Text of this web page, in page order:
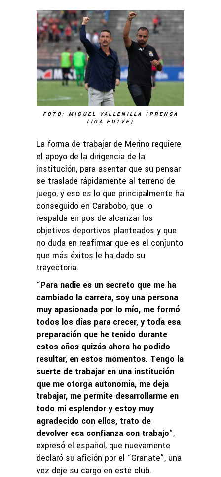
FOTO: MIGUEL VALLENILLA (PRENSA
LIGA FUTVE)
La forma de trabajar de Merino requiere
el apoyo de la dirigencia de la
institución, para asentar que su pensar
se traslade rápidamente al terreno de
juego, y eso es lo que principalmente ha
conseguido en Carabobo, que lo
respalda en pos de alcanzar los
objetivos deportivos planteados y que
no duda en reafirmar que es el conjunto
que más éxitos le ha dado su
trayectoria.
“Para nadie es un secreto que me ha
cambiado la carrera, soy una persona
muy apasionada por lo mío, me formó
todos los días para crecer, y toda esa
preparación que he tenido durante
estos años quizás ahora ha podido
resultar, en estos momentos. Tengo la
suerte de trabajar en una institución
que me otorga autonomía, me deja
trabajar, me permite desarrollarme en
todo mi esplendor y estoy muy
agradecido con ellos, trato de
devolver esa confianza con trabajo”,
expresó el español, que nuevamente
declaró su afición por el “Granate”, una
vez deje su cargo en este club.